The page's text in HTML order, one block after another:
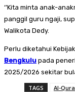
‘’Kita minta anak-
panggil guru ngaji,
Walikota Dedy.
Perlu diketahui
Bengkulu pada
2025/2026 sekitar
TAGS Al-